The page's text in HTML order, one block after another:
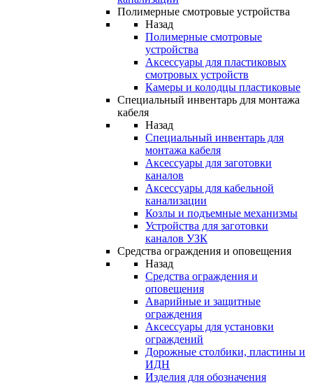
Полимерные смотровые устройства
Назад
Полимерные смотровые
устройства
Аксессуары для пластиковых
смотровых устройств
Камеры и колодцы пластиковые
Специальный инвентарь для монтажа
кабеля
Назад
Специальный инвентарь для
монтажа кабеля
Аксессуары для заготовки
каналов
Аксессуары для кабельной
канализации
Козлы и подъемные механизмы
Устройства для заготовки
каналов УЗК
Средства ограждения и оповещения
Назад
Средства ограждения и
оповещения
Аварийные и защитные
ограждения
Аксессуары для установки
ограждений
Дорожные столбики, пластины и
ИДН
Изделия для обозначения